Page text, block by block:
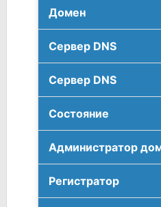
Домен
Сервер DNS
Сервер DNS
Соcтояние
Администратор
Регистратор